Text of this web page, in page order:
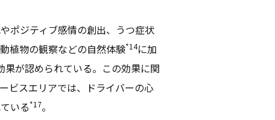
ポジティブ感情の創出、うつ症状
植物の観察などの自然体験*14に加
果が認められている。この効果に関
ビスエリアでは、ドライバーの心
いる*17。